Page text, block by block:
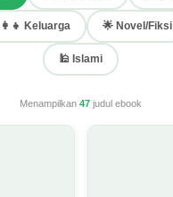
Keluarga 🌟 Novel/Fiksi
🕌 Islami
Menampilkan 47 judul ebook